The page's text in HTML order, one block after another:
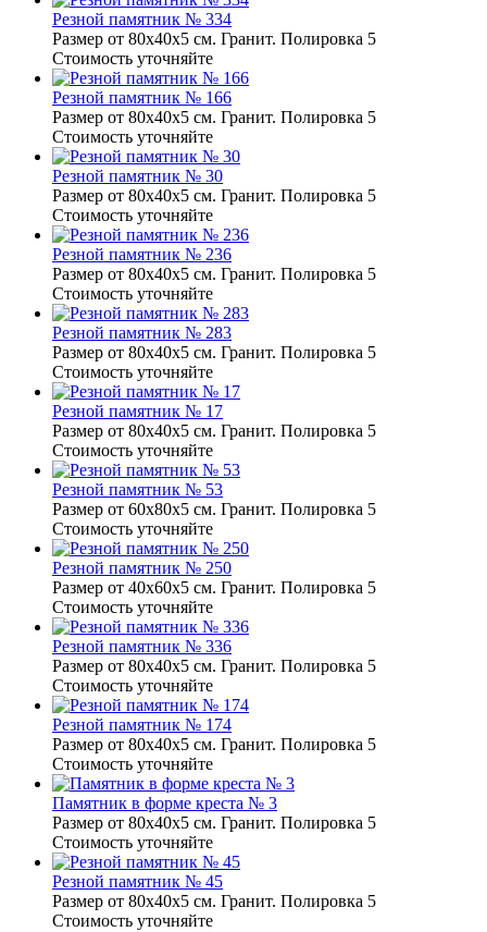
Резной памятник № 334
Размер от 80х40х5 см. Гранит. Полировка 5
Стоимость уточняйте
Резной памятник № 166
Размер от 80х40х5 см. Гранит. Полировка 5
Стоимость уточняйте
Резной памятник № 30
Размер от 80х40х5 см. Гранит. Полировка 5
Стоимость уточняйте
Резной памятник № 236
Размер от 80х40х5 см. Гранит. Полировка 5
Стоимость уточняйте
Резной памятник № 283
Размер от 80х40х5 см. Гранит. Полировка 5
Стоимость уточняйте
Резной памятник № 17
Размер от 80х40х5 см. Гранит. Полировка 5
Стоимость уточняйте
Резной памятник № 53
Размер от 60х80х5 см. Гранит. Полировка 5
Стоимость уточняйте
Резной памятник № 250
Размер от 40х60х5 см. Гранит. Полировка 5
Стоимость уточняйте
Резной памятник № 336
Размер от 80х40х5 см. Гранит. Полировка 5
Стоимость уточняйте
Резной памятник № 174
Размер от 80х40х5 см. Гранит. Полировка 5
Стоимость уточняйте
Памятник в форме креста № 3
Размер от 80х40х5 см. Гранит. Полировка 5
Стоимость уточняйте
Резной памятник № 45
Размер от 80х40х5 см. Гранит. Полировка 5
Стоимость уточняйте